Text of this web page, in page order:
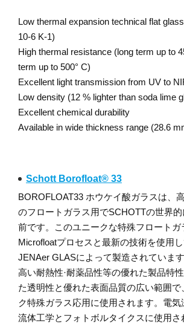
Low thermal expansion technical flat
10-6 K-1)
High thermal resistance (long term up to
term up to 500° C)
Excellent light transmission from UV to
Low density (12 % lighter than soda lime
Excellent chemical durability
Available in wide thickness range (28.6
Schott Borofloat® 33
BOROFLOAT33 ホウケイ酸ガラスは、
のフロートガラス用でSCHOTTの世界
前です。このユニークな特殊フロートガ
Microfloatプロセスと最新の技術を使用
JENAer GLASによって製造されていま
高い耐熱性·耐薬品性等の優れた製品特
た透明性と優れた表面品質の広い範囲で
ク特殊ガラス応用に使用されます。電気
流体工学とフォトボルタイクスに使用さ